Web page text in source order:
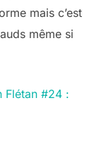
mais c’est
même si
Flétan #24 :